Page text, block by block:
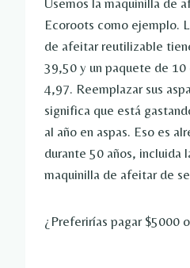
Usemos la maquinilla de
Ecoroots como ejemplo.
de afeitar reutilizable
39,50 y un paquete de 10
4,97. Reemplazar sus
significa que está
al año en aspas. Eso es
durante 50 años, incluida
maquinilla de afeitar de
¿Preferirías pagar $5000